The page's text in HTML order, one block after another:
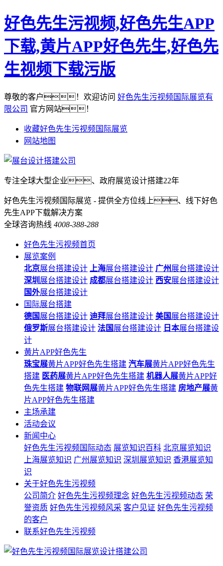
好色先生污视频,好色先生APP
下载,黄片APP好色先生,好色先
生视频下载污版
尊敬的客户！欢迎访问 好色先生污视频国际展览有
限公司 官方网站！
收藏好色先生污视频国际展览
网站地图
专注全球大型企业、政府展览设计搭建22年
好色先生污视频国际展览 - 提供全方位线上、线下好色
先生APP下载解决方案
全球咨询热线 4008-388-288
好色先生污视频首页
展览案例
北京展台搭建设计 上海展台搭建设计 广州展台搭建设计
深圳 展台搭建设计 成都展台搭建设计 西安展台搭建设计
国外展台搭建设计
国际展台搭建
德国 展台搭建设计 迪拜展台搭建设计 美国 展台搭建设计
俄罗斯展台搭建设计 法国 展台搭建设计 日本展台搭建设
计
黄片APP好色先生
珠宝展黄片APP好色先生搭建 汽车展黄片APP好色先生
搭建 医药展黄片APP好色先生搭建 机器人展黄片APP好
色先生搭建 物联网展黄片APP好色先生搭建 房地产展黄
片APP好色先生搭建
主场承建
活动会议
新闻中心
好色先生污视频国际动态 展览知识百科 北京展览知识
上海展览知识 广州展览知识 深圳展览知识 香港展览知
识
关于好色先生污视频
公司简介 好色先生污视频理念 好色先生污视频动态 荣
誉资质 好色先生污视频风采 客户见证 好色先生污视频
的客户
联系好色先生污视频